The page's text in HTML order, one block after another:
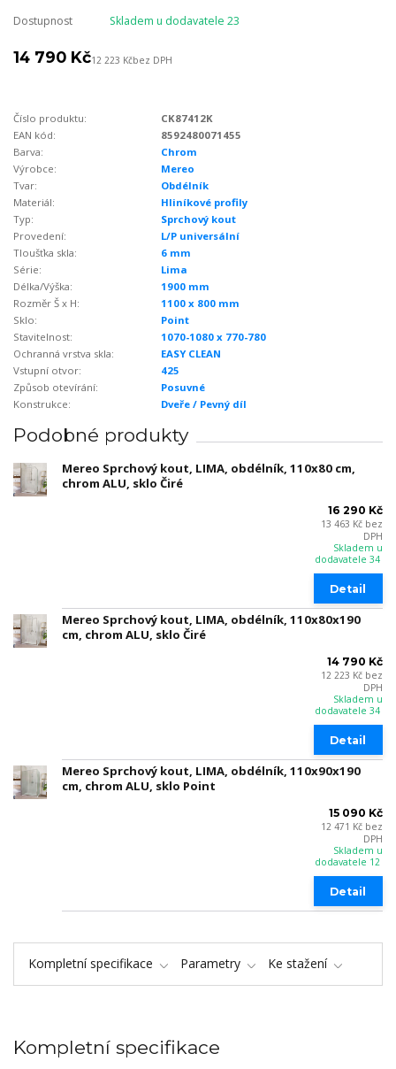
Dostupnost Skladem u dodavatele 23
14 790 Kč12 223 Kčbez DPH
Číslo produktu:
CK87412K
EAN kód:
8592480071455
Barva:
Chrom
Výrobce:
Mereo
Tvar:
Obdélník
Materiál:
Hliníkové profily
Typ:
Sprchový kout
Provedení:
L/P universální
Tloušťka skla:
6 mm
Série:
Lima
Délka/Výška:
1900 mm
Rozměr Š x H:
1100 x 800 mm
Sklo:
Point
Stavitelnost:
1070-1080 x 770-780
Ochranná vrstva skla:
EASY CLEAN
Vstupní otvor:
425
Způsob otevírání:
Posuvné
Konstrukce:
Dveře / Pevný díl
Podobné produkty
Mereo Sprchový kout, LIMA, obdélník, 110x80 cm,
chrom ALU, sklo Čiré
16 290 Kč
13 463 Kč bez
DPH
Skladem u
dodavatele 34
Detail
Mereo Sprchový kout, LIMA, obdélník, 110x80x190
cm, chrom ALU, sklo Čiré
14 790 Kč
12 223 Kč bez
DPH
Skladem u
dodavatele 34
Detail
Mereo Sprchový kout, LIMA, obdélník, 110x90x190
cm, chrom ALU, sklo Point
15 090 Kč
12 471 Kč bez
DPH
Skladem u
dodavatele 12
Detail
Kompletní specifikace Parametry Ke stažení
Kompletní specifikace